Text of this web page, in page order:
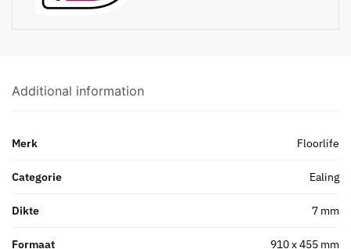
Additional information
Merk Floorlife
Categorie Ealing
Dikte 7 mm
Formaat 910 x 455 mm